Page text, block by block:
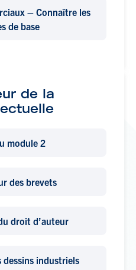
– Connaître les
de base
de la
module 2
des brevets
droit d’auteur
dessins industriels